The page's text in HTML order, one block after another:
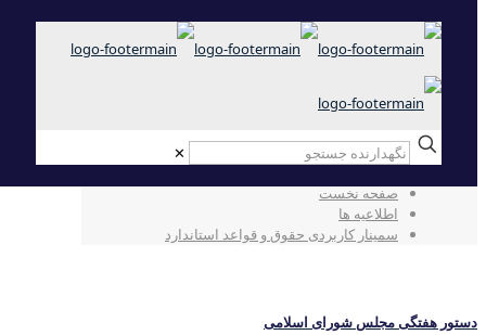
✕
سمینار کاربردی حقوق و قواعد استاندارد
صفحه نخست
اطلاعیه ها
سمینار کاربردی حقوق و قواعد استاندارد
دستور هفتگی مجلس شورای اسلامی